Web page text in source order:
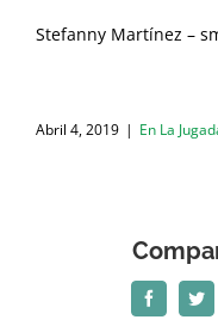
Stefanny Martínez –
Abril 4, 2019 | En La
Facebook